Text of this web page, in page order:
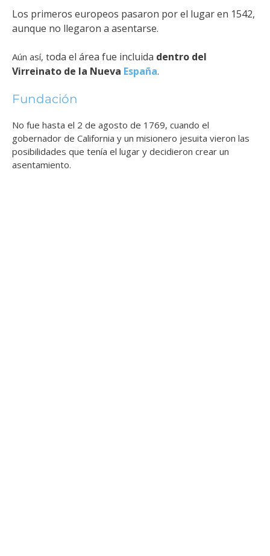
Los primeros europeos pasaron por el lugar en 1542,
aunque no llegaron a asentarse.
Aún así, toda el área fue incluida dentro del
Virreinato de la Nueva España.
Fundación
No fue hasta el 2 de agosto de 1769, cuando el
gobernador de California y un misionero jesuita vieron las
posibilidades que tenía el lugar y decidieron crear un
asentamiento.